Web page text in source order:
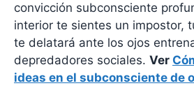
convicción subconsciente
interior te sientes un impostor,
te delatará ante los ojos
depredadores sociales. Ver
ideas en el subconsciente de